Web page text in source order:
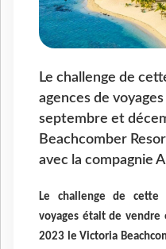
Le challenge de
agences de
septembre et
Beachcomber
avec la compagnie
Le challenge de cette
voyages était de
2023 le Victoria